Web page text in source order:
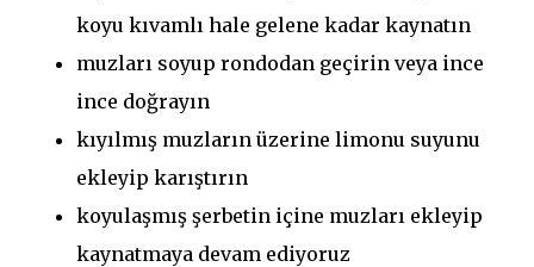
koyu kıvamlı hale gelene kadar kaynatın
muzları soyup rondodan geçirin veya ince
ince doğrayın
kıyılmış muzların üzerine limonu suyunu
ekleyip karıştırın
koyulaşmış şerbetin içine muzları ekleyip
kaynatmaya devam ediyoruz